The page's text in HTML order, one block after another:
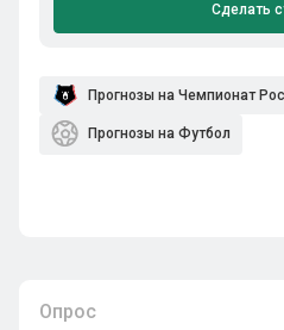
Сделать
Прогнозы на Чемпионат
Прогнозы на Футбол
Опрос